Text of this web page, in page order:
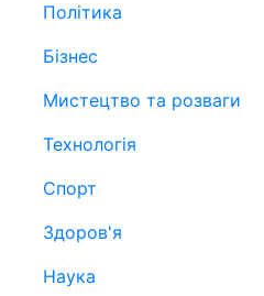
Політика
Бізнес
Мистецтво та розваги
Технологія
Спорт
Здоров'я
Наука